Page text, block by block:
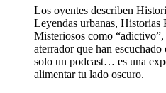
Los oyentes describen
Leyendas urbanas, Historias
Misteriosos como
aterrador que han
solo un podcast… es una
alimentar tu lado oscuro.